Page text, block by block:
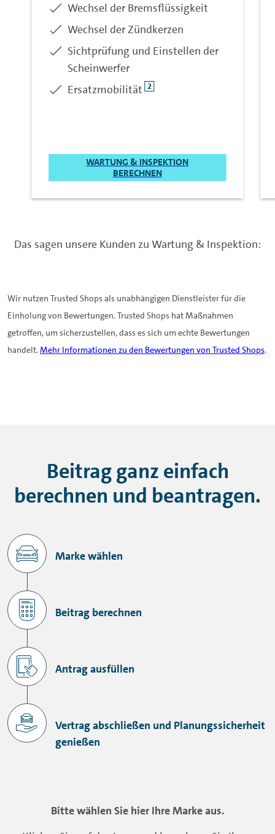
Enthalten:
Wechsel der Bremsflüssigkeit
Enthalten:
Wechsel der Zündkerzen
Enthalten:
Sichtprüfung und Einstellen der
Scheinwerfer
Enthalten:
Ersatzmobilität 2
WARTUNG & INSPEKTION
BERECHNEN
Das sagen unsere Kunden zu Wartung & Inspektion:
Wir nutzen Trusted Shops als unabhängigen Dienstleister für die
Einholung von Bewertungen. Trusted Shops hat Maßnahmen
getroffen, um sicherzustellen, dass es sich um echte Bewertungen
handelt.Mehr Informationen zu den Bewertungen von Trusted Shops.
Beitrag ganz einfach
berechnen und beantragen.
Marke wählen
Beitrag berechnen
Antrag ausfüllen
Vertrag abschließen und Planungssicherheit
genießen
Bitte wählen Sie hier Ihre Marke aus.